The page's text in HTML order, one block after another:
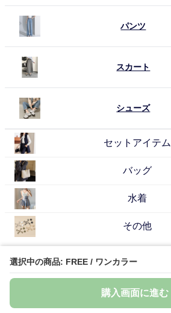
選択中の商品: FREE / ワンカラー
購入画面に進む
パンツ
スカート
シューズ
セットアイテム
バッグ
水着
その他
骨格ナチュラル 人気アイテム